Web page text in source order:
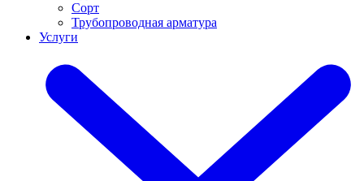
Сорт
Трубопроводная арматура
Услуги